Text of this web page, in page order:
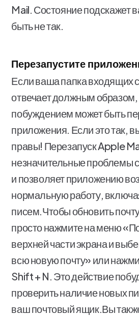
Mail. Состояние подскажет
быть не так.
Перезапустите
Если ваша папка входящих
отвечает должным
побуждением может быть
приложения. Если это так,
правы! Перезапуск Apple
незначительные проблемы
и позволяет приложению
нормальную работу,
писем.Чтобы обновить
просто нажмите на меню
верхней части экрана и
всю новую почту» или
Shift + N. Это действие
проверить наличие новых
ваш почтовый ящик.Вы